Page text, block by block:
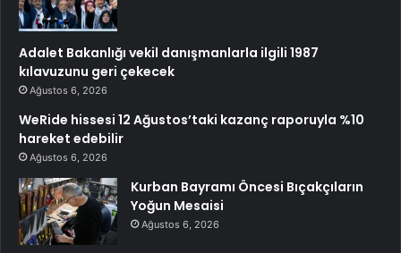
Adalet Bakanlığı vekil danışmanlarla ilgili 1987
kılavuzunu geri çekecek
Ağustos 6, 2026
WeRide hissesi 12 Ağustos’taki kazanç raporuyla %10
hareket edebilir
Ağustos 6, 2026
Kurban Bayramı Öncesi Bıçakçıların
Yoğun Mesaisi
Ağustos 6, 2026